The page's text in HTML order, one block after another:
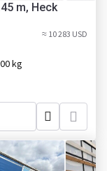
m, Heck
≈ 10 283 USD
kg